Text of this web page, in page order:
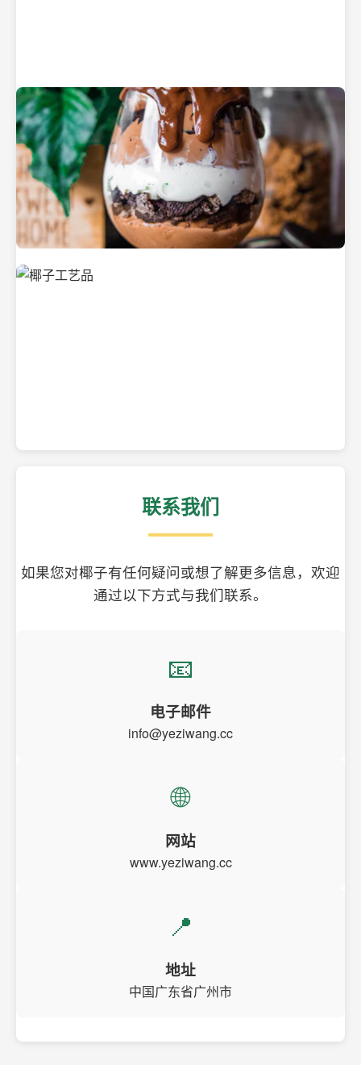
纯净的初榨椰子油
美味的椰子食品
联系我们
如果您对椰子有任何疑问或想了解更多信息，欢迎
通过以下方式与我们联系。
📧
电子邮件
info@yeziwang.cc
🌐
网站
www.yeziwang.cc
📍
地址
中国广东省广州市